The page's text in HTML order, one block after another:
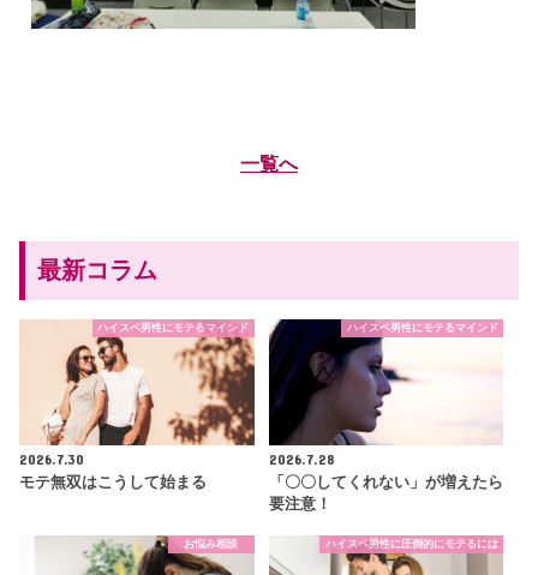
一覧へ
最新コラム
ハイスペ男性にモテるマインド
2026.7.30
モテ無双はこうして始まる
ハイスペ男性にモテるマインド
2026.7.28
「〇〇してくれない」が増えたら
要注意！
お悩み相談 ハイスペ男性に圧倒的にモテるには